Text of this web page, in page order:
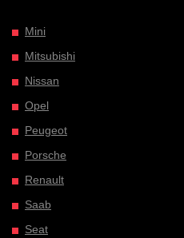
Mini
Mitsubishi
Nissan
Opel
Peugeot
Porsche
Renault
Saab
Seat